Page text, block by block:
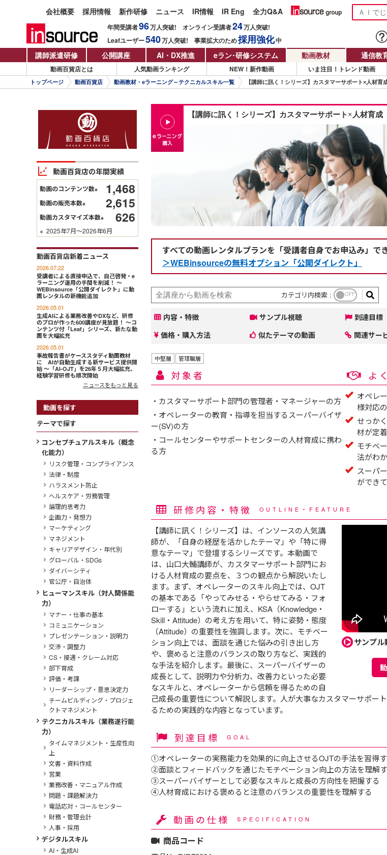
会社概要 採用情報 新作研修 ニュース IR情報 IR Eng 全力Q&A
年間受講者96万人突破! オンライン受講者24万人突破!
Leafユーザー540万人突破! 事業拡大のため採用強化中
講師派遣研修
公開講座 AI・DX推進 eラン・研修システム 動画教材 通信教
動画百貨店とは 人気動画ランキング NEW！新作動画 いま注目！トレンド動画
トップページ 動画百貨店 動画教材・eラーニング～テクニカルスキル一覧 【講師に訊く！シリーズ】カスタマーサポート×人材育
【講師に訊く！シリーズ】カスタマーサポート×人材育成
すべての動画レンタルプランを「受講者自身でお申込み」で
＞WEBinsourceの無料オプション「公開ダイレクト」
カテゴリ内検索 : OFF
内容・特徴 サンプル視聴 到達目標
価格・購入方法
似たテーマの動画 関連サー
中堅層 管理職層
対象者
・カスタマーサポート部門の管理者・マネージャーの方
・オペレーターの教育・指導を担当するスーパーバイザ
ー(SV)の方
・コールセンターやサポートセンターの人材育成に携わ
る方
よ
オペレ
様対応
せっか
材が定
モチベ
法がわ
スーパ
ができ
研修内容・特徴 OUTLINE・FEATURE
サンプル
【講師に訊く！シリーズ】は、インソースの人気講
師が、「自身の経歴を活かしたテーマ」や「特に得
意なテーマ」で登壇するシリーズです。本動画で
は、山口大輔講師が、カスタマーサポート部門にお
ける人材育成の要点を、３つの観点から解説いたし
ます。まず、オペレーターのスキル向上では、OJT
の基本である「やってみせる・やらせてみる・フォ
ローする」という流れに加え、KSA（Knowledge・
Skill・Attitude）の考え方を用いて、特に姿勢・態度
（Attitude）の重要性を強調します。次に、モチベー
ション向上では、面談を通じた悩みの引き出し方
や、褒めると注意のバランスの取り方など、実践的
な手法を紹介します。最後に、スーパーバイザーの
成長として、説明力や分析力、改善力といった必要
なスキルと、オペレーターから信頼を得るための自
己成長の重要性について解説します。人が大事なカスタマーサポー
るための実践的な内容となっています。
到達目標 GOAL
①オペレーターの実務能力を効果的に向上させるOJTの手法を習得
②面談とフィードバックを通じたモチベーション向上の方法を理解
③スーパーバイザーとして必要なスキルと成長の方向性を把握する
④人材育成における褒めると注意のバランスの重要性を理解する
動画の仕様 SPECIFICATION
商品コード
動画百貨店の年間実績
動画のコンテンツ数※ 1,468
動画の販売本数※ 2,615
動画カスタマイズ本数※ 626
※ 2025年7月～2026年6月
動画百貨店新着ニュース
2026.07.22
受講者による直接申込で、自己啓発・e
ラーニング運用の手間を削減！ ～
WEBinsource「公開ダイレクト」に動
画レンタルの新機能追加
2026.05.01
生成AIによる業務改善やDXなど、研修
のプロが作った600講座が見放題！ ～コ
ンテンツ付「Leaf」シリーズ、新たな動
画を大幅拡充
2026.05.01
事故報告書がケーススタディ動画教材
に AIが自動生成する新サービス提供開
始 ～「AI-OJT」を26年５月大幅拡充、
経験学習研修も順次開始
ニュースをもっと見る
動画を探す
テーマで探す
コンセプチュアルスキル（概念
化能力）
リスク管理・コンプライアンス
法律・制度
ハラスメント防止
ヘルスケア・労務管理
論理的思考力
企画力・発想力
マーケティング
マネジメント
キャリアデザイン・年代別
グローバル・SDGs
ダイバーシティ
官公庁・自治体
ヒューマンスキル（対人関係能
力）
マナー・仕事の基本
コミュニケーション
プレゼンテーション・説明力
交渉・調整力
CS・接遇・クレーム対応
部下育成
評価・考課
リーダーシップ・意思決定力
チームビルディング・プロジェ
クトマネジメント
テクニカルスキル（業務遂行能
力）
タイムマネジメント・生産性向
上
文書・資料作成
営業
業務改善・マニュアル作成
問題・課題解決力
電話応対・コールセンター
財務・管理会計
人事・採用
デジタルスキル
AI・生成AI